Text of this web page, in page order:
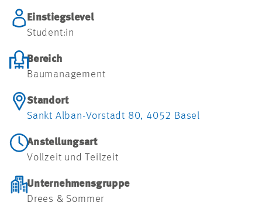
Einstiegslevel
Student:in
Bereich
Baumanagement
Standort
Sankt Alban-Vorstadt 80, 4052 Basel
Anstellungsart
Vollzeit und Teilzeit
Unternehmensgruppe
Drees & Sommer